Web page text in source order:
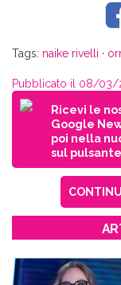
Tags: naike rivelli ·
Pubblicato il 08/03/
Ricevi le
Google
poi nella
sul